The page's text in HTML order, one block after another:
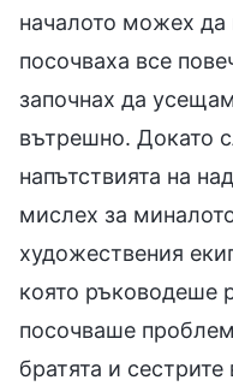
началото можех да
посочваха все
започнах да
вътрешно. Докато
напътствията на
мислех за
художествения
която ръководеше
посочваше
братята и